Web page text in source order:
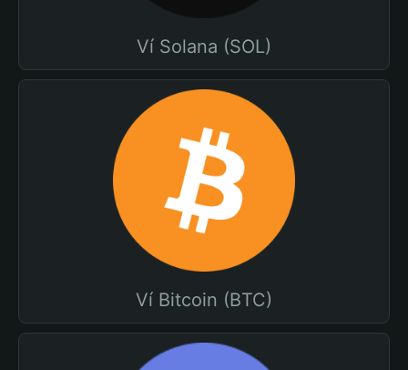
Ví Solana (SOL)
Ví Bitcoin (BTC)